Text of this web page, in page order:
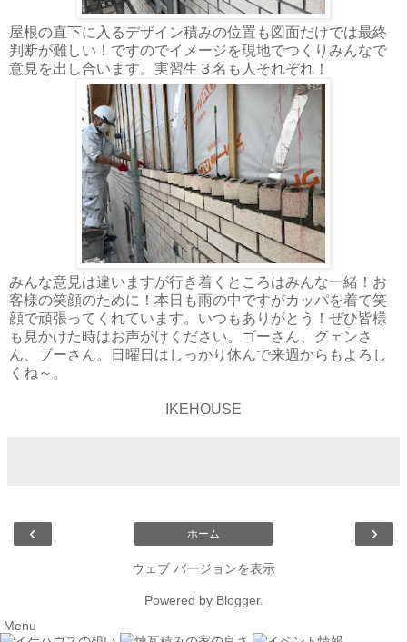
屋根の直下に入るデザイン積みの位置も図面だけでは最終
判断が難しい！ですのでイメージを現地でつくりみんなで
意見を出し合います。実習生３名も人それぞれ！
みんな意見は違いますが行き着くところはみんな一緒！お
客様の笑顔のために！本日も雨の中ですがカッパを着て笑
顔で頑張ってくれています。いつもありがとう！ぜひ皆様
も見かけた時はお声がけください。ゴーさん、グェンさ
ん、ブーさん。日曜日はしっかり休んで来週からもよろし
くね～。
IKEHOUSE
‹ ›
ホーム
ウェブ バージョンを表示
Powered by Blogger.
Menu